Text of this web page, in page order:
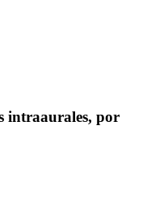
intraaurales, por